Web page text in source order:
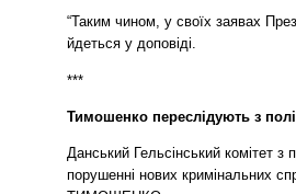
“Таким чином, у своїх заявах
йдеться у доповіді.
***
Тимошенко переслідують з
Данський Гельсінський комітет
порушенні нових кримінальних